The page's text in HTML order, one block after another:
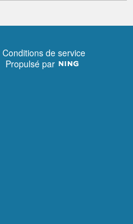
Conditions de service
Propulsé par